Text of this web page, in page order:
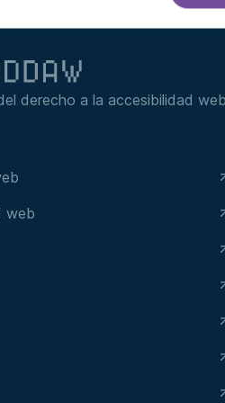
derecho a la accesibilidad
web